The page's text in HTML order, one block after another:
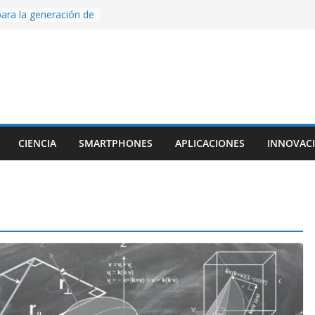
la generación de
con Inteligencia
una app
una
CIENCIA SMARTPHONES APLICACIONES